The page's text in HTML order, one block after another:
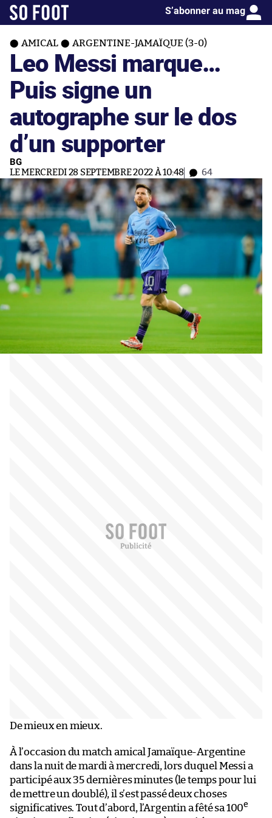
S’abonner au mag
AMICAL ARGENTINE-JAMAÏQUE (3-0)
Leo Messi marque…
Puis signe un
autographe sur le dos
d’un supporter
BG
LE MERCREDI 28 SEPTEMBRE 2022 À 10:48 64
De mieux en mieux.
À l’occasion du match amical Jamaïque-Argentine
dans la nuit de mardi à mercredi, lors duquel Messi a
participé aux 35 dernières minutes (le temps pour lui
de mettre un doublé), il s’est passé deux choses
significatives. Tout d’abord, l’Argentin a fêté sa 100e